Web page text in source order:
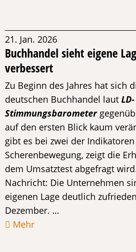
21. Jan. 2026
Buchhandel sieht eigene
verbessert
Zu Beginn des Jahres hat sich
deutschen Buchhandel laut LD-
Stimmungsbarometer
auf den ersten Blick kaum
gibt es bei zwei der
Scherenbewegung, zeigt die
dem Umsatztest abgefragt
Nachricht: Die Unternehmen
eigenen Lage deutlich
Dezember. …
Mehr